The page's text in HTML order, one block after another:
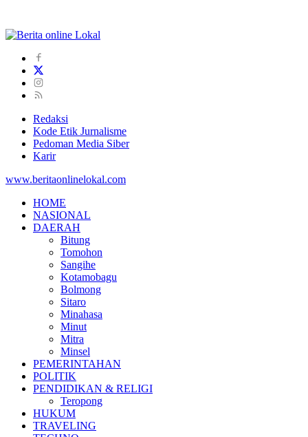
Redaksi
Kode Etik Jurnalisme
Pedoman Media Siber
Karir
www.beritaonlinelokal.com
HOME
NASIONAL
DAERAH
Bitung
Tomohon
Sangihe
Kotamobagu
Bolmong
Sitaro
Minahasa
Minut
Mitra
Minsel
PEMERINTAHAN
POLITIK
PENDIDIKAN & RELIGI
Teropong
HUKUM
TRAVELING